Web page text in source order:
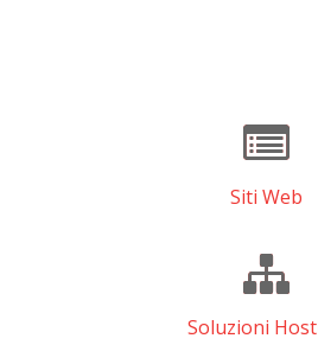
Siti Web
Soluzioni